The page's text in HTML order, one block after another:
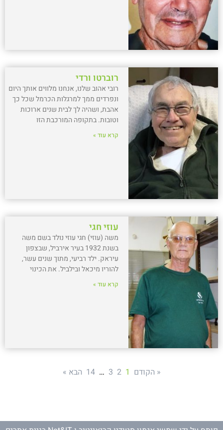
רוברטו ורדי
רובי אהוב שלנו, אנחנו מלווים אותך היום
ונפרדים ממך למרגלות הכרמל שכל כך
אהבת, ושהיה לך לבית שנים ארוכות
וטובות. בתקופה המורכבת הזו
קרא עוד »
עוזי חגי
משה (עוזי) חגי עוזי נולד בשם משה
בשנת 1932 בעיר אירביל, שבצפון
עיראק. ילד רביעי, מתוך שנים עשר,
להוריו מיכאל ובילביל. את הכינוי
קרא עוד »
« הקודם 1
2
3
…
14 הבא »